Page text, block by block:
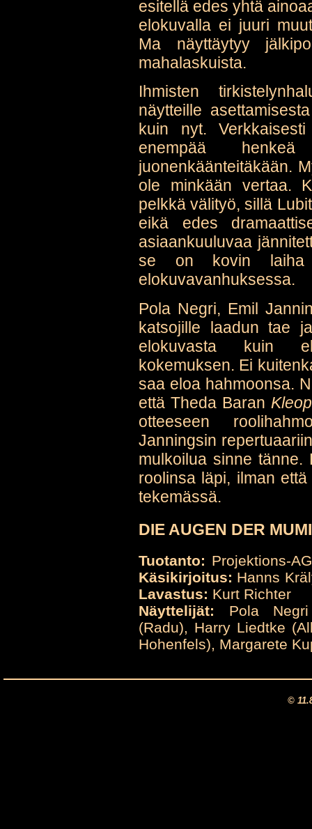
esitellä edes yhtä
elokuvalla ei juuri
Ma näyttäytyy
mahalaskuista.
Ihmisten
näytteille
kuin nyt.
enempää
juonenkäänteitäkään.
ole minkään vertaa.
pelkkä välityö, sillä
eikä edes
asiaankuuluvaa
se on kovin laiha
elokuvavanhuksessa.
Pola Negri, Emil
katsojille laadun tae
elokuvasta kuin
kokemuksen. Ei
saa eloa hahmoonsa.
että Theda Baran
otteeseen
Janningsin
mulkoilua sinne tänne.
roolinsa läpi, ilman
tekemässä.
DIE AUGEN DER
Tuotanto: Projektions-
Käsikirjoitus: Hanns
Lavastus: Kurt Richter
Näyttelijät: Pola Negri
(Radu), Harry Liedtke
Hohenfels), Margarete
©